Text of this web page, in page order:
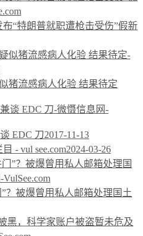
“特朗普就职遭枪击受伤”假新
猪流感病人化验 结果待定
EDC 刀2017-11-13
- vul see.com2024-03-26
？被爆曾用私人邮箱处理国土